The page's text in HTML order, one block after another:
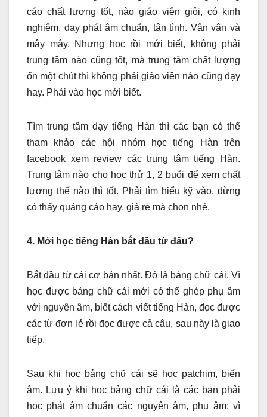
cáo chất lượng tốt, nào giáo viên giỏi, có kinh
nghiệm, dạy phát âm chuẩn, tận tình. Vân vân và
mây mây. Nhưng học rồi mới biết, không phải
trung tâm nào cũng tốt, mà trung tâm chất lượng
ổn một chút thì không phải giáo viên nào cũng dạy
hay. Phải vào học mới biết.
Tìm trung tâm dạy tiếng Hàn thì các bạn có thể
tham khảo các hội nhóm học tiếng Hàn trên
facebook xem review các trung tâm tiếng Hàn.
Trung tâm nào cho học thử 1, 2 buổi để xem chất
lượng thế nào thì tốt. Phải tìm hiểu kỹ vào, đừng
có thấy quảng cáo hay, giá rẻ mà chọn nhé.
4. Mới học tiếng Hàn bắt đầu từ đâu?
Bắt đầu từ cái cơ bản nhất. Đó là bảng chữ cái. Vì
học được bảng chữ cái mới có thể ghép phụ âm
với nguyên âm, biết cách viết tiếng Hàn, đọc được
các từ đơn lẻ rồi đọc được cả câu, sau này là giao
tiếp.
Sau khi học bảng chữ cái sẽ học patchim, biến
âm. Lưu ý khi học bảng chữ cái là các bạn phải
học phát âm chuẩn các nguyên âm, phụ âm; vì